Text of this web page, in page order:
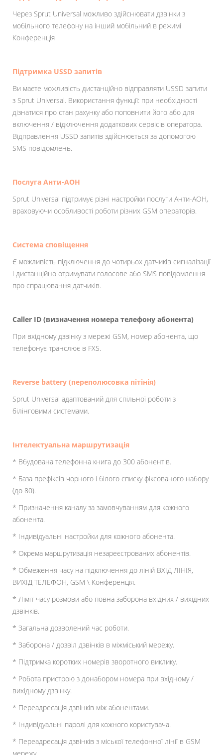
Через Sprut Universal можливо здійснювати дзвінки з
мобільного телефону на інший мобільний в режимі
Конференція
Підтримка USSD запитів
Ви маєте можливість дистанційно відправляти USSD запити
з Sprut Universal. Використання функції: при необхідності
дізнатися про стан рахунку або поповнити його або для
включення / відключення додаткових сервісів оператора.
Відправлення USSD запитів здійснюється за допомогою
SMS повідомлень.
Послуга Анти-АОН
Sprut Universal підтримує різні настройки послуги Анти-АОН,
враховуючи особливості роботи різних GSM операторів.
Система сповіщення
Є можливість підключення до чотирьох датчиків сигналізації
і дистанційно отримувати голосове або SMS повідомлення
про спрацювання датчиків.
Caller ID (визначення номера телефону абонента)
При вхідному дзвінку з мережі GSM, номер абонента, що
телефонує транслює в FXS.
Reverse battery (переполюсовка пітінія)
Sprut Universal адаптований для спільної роботи з
білінговими системами.
Інтелектуальна маршрутизація
* Вбудована телефонна книга до 300 абонентів.
* База префіксів чорного і білого списку фіксованого набору
(до 80).
* Призначення каналу за замовчуванням для кожного
абонента.
* Індивідуальні настройки для кожного абонента.
* Окрема маршрутизація незареєстрованих абонентів.
* Обмеження часу на підключення до ліній ВХІД ЛІНІЯ,
ВИХІД ТЕЛЕФОН, GSM \ Конференція.
* Ліміт часу розмови або повна заборона вхідних / вихідних
дзвінків.
* Загальна дозволений час роботи.
* Заборона / дозвіл дзвінків в міжміський мережу.
* Підтримка коротких номерів зворотного виклику.
* Робота пристрою з донабором номера при вхідному /
вихідному дзвінку.
* Переадресація дзвінків між абонентами.
* Індивідуальні паролі для кожного користувача.
* Переадресація дзвінків з міської телефонної лінії в GSM